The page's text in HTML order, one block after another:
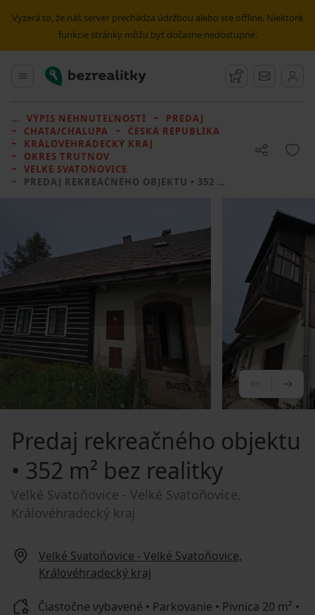
Vyzerá to, že náš server prechádza údržbou alebo ste offline. Niektoré
funkcie stránky môžu byť dočasne nedostupné.
Hlavné menu
Bezrealitky Strážny pes
Správy
VÝPIS NEHNUTEĽNOSTÍ
PREDAJ
CHATA/CHALUPA
ČESKÁ REPUBLIKA
KRÁLOVÉHRADECKÝ KRAJ
OKRES TRUTNOV
VELKÉ SVATOŇOVICE
PREDAJ REKREAČNÉHO OBJEKTU • 352 M² BEZ REALITKY
Predaj rekreačného objektu
• 352 m² bez realitky
Velké Svatoňovice - Velké Svatoňovice,
Královéhradecký kraj
Velké Svatoňovice - Velké Svatoňovice,
Královéhradecký kraj
Čiastočne vybavené • Parkovanie • Pivnica 20 m² •